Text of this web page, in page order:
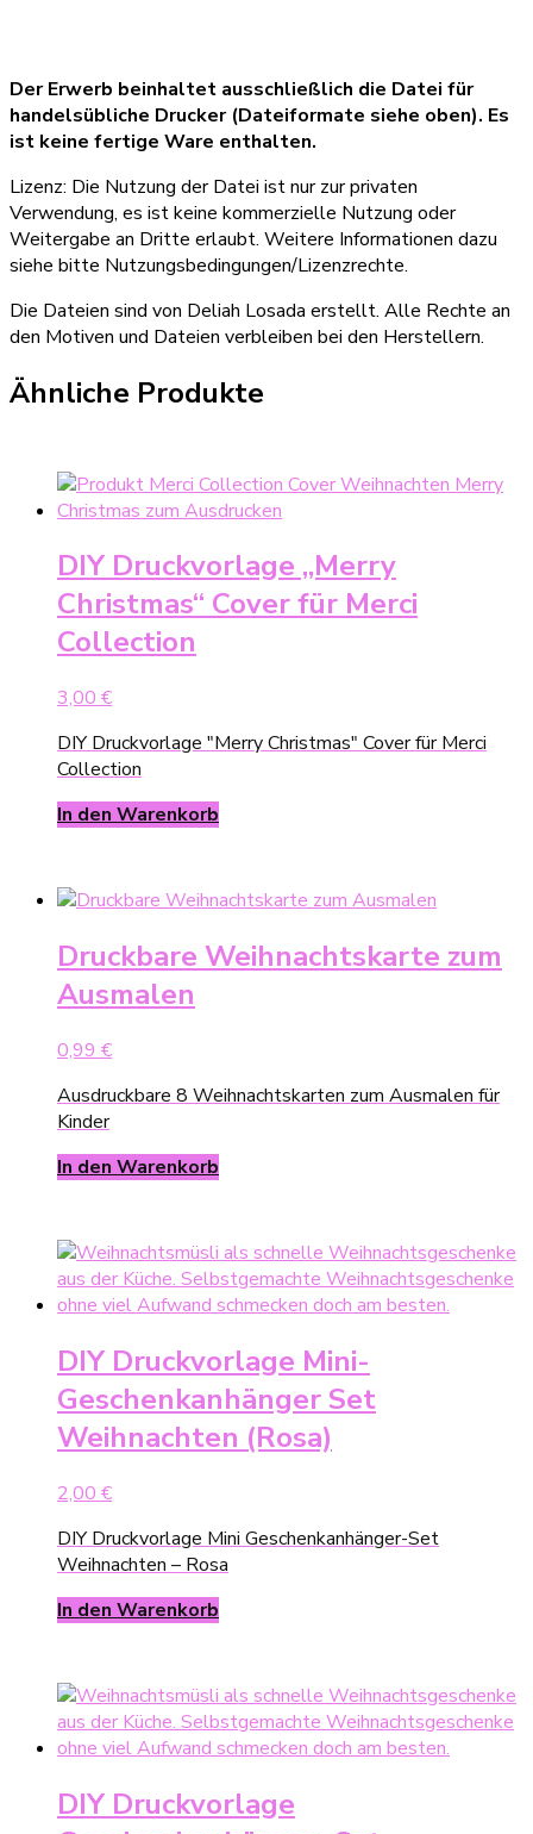
Der Erwerb beinhaltet ausschließlich die Datei für
handelsübliche Drucker (Dateiformate siehe oben). Es
ist keine fertige Ware enthalten.
Lizenz: Die Nutzung der Datei ist nur zur privaten
Verwendung, es ist keine kommerzielle Nutzung oder
Weitergabe an Dritte erlaubt. Weitere Informationen dazu
siehe bitte Nutzungsbedingungen/Lizenzrechte.
Die Dateien sind von Deliah Losada erstellt. Alle Rechte an
den Motiven und Dateien verbleiben bei den Herstellern.
Ähnliche Produkte
DIY Druckvorlage „Merry
Christmas“ Cover für Merci
Collection
3,00 €
DIY Druckvorlage "Merry Christmas" Cover für Merci
Collection
In den Warenkorb
Druckbare Weihnachtskarte zum
Ausmalen
0,99 €
Ausdruckbare 8 Weihnachtskarten zum Ausmalen für
Kinder
In den Warenkorb
DIY Druckvorlage Mini-
Geschenkanhänger Set
Weihnachten (Rosa)
2,00 €
DIY Druckvorlage Mini Geschenkanhänger-Set
Weihnachten – Rosa
In den Warenkorb
DIY Druckvorlage